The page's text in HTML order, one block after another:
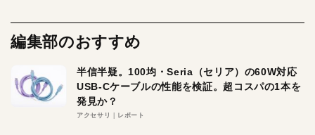
編集部のおすすめ
半信半疑。100均・Seria（セリア）の60W対応
USB-Cケーブルの性能を検証。超コスパの1本を
発見か？
アクセサリ レポート